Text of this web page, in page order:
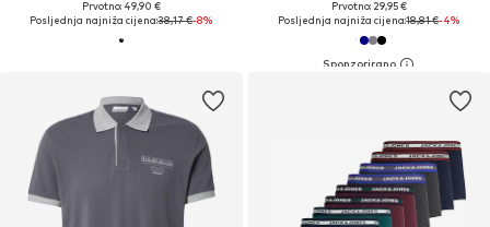
Prvotno: 49,90 €
Posljednja najniža cijena:38,17 €-8%
Prvotno: 29,95 €
Posljednja najniža cijena:18,81 €-4%